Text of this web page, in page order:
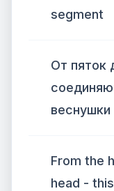
segment
От пяток
веснушки
From the
head -